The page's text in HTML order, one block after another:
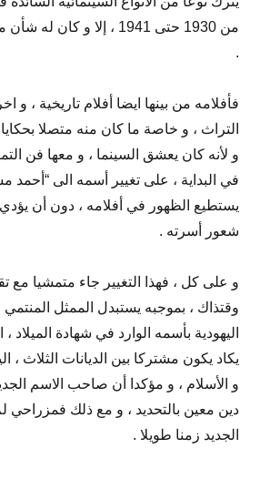
من 1930 حتى 1941 ، إلا و
.
فأفلامه من بينها ايضا أفلام تاريخية ،
التراث ، و خاصة ما كان منه متصلا
و لأنه كان يعشق السينما ، و معها فن
في البداية ، على تغيير أسمه الى
يستطيع الظهور في أفلامه ، دون أن يؤدي
شعور أسرته .
و على كل ، فهذا التغيير جاء متمشيا مع
وقتذاك ، بموجبه يستبدل الممثل المنتمي
اليهودية بأسمه الوارد في شهادة الميلاد ،
يكاد يكون مشتركا بين الديانات الثلاث ،
و الأسلام ، و مؤكدا أن صاحب الاسم
دين معين بالتحديد ، و مع ذلك فمزراحي
الجديد زمنا طويلا .